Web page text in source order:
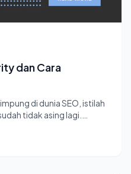
dan Cara
di dunia SEO, istilah
tidak asing lagi.